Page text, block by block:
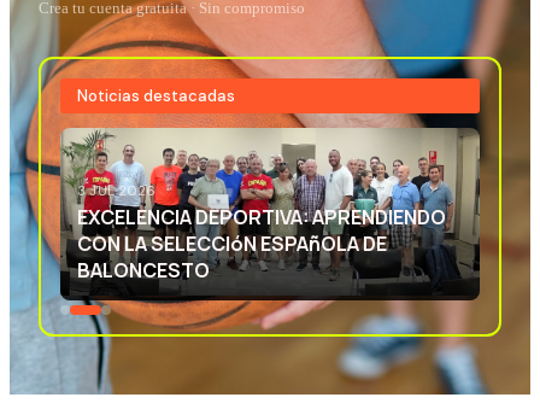
Crea tu cuenta gratuita · Sin compromiso
Noticias destacadas
3 JUL 2026
EXCELENCIA DEPORTIVA: APRENDIENDO
CON LA SELECCIóN ESPAñOLA DE
BALONCESTO